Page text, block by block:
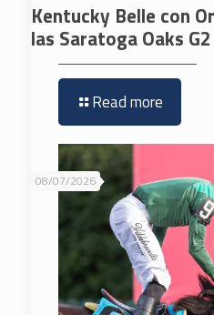
Kentucky Belle con
las Saratoga Oaks G2
Read more
08/07/2026